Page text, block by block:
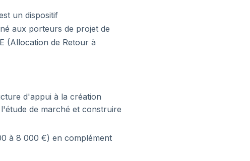
un dispositif
aux porteurs de projet de
(Allocation de Retour à
d'appui à la création
de marché et construire
à 8 000 €) en complément